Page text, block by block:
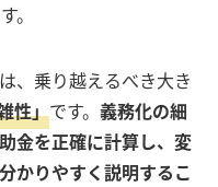
。
、乗り越えるべき大き
性」です。 義務化の細
金を正確に計算し、変
かりやすく説明するこ